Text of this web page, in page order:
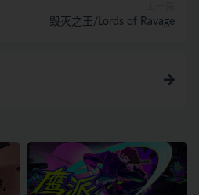
毁灭之王/Lords of Ravage